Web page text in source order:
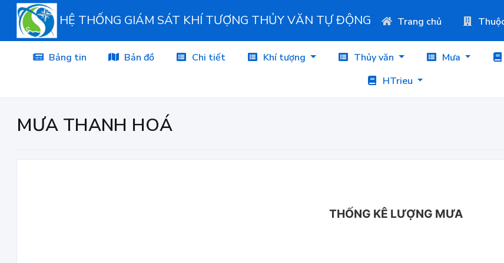
HỆ THỐNG GIÁM SÁT KHÍ TƯỢNG THỦY VĂN TỰ ĐỘNG Trang chủ
Bảng tin Bản đồ Chi tiết Khí tượng Thủy văn Mưa
HTrieu
MƯA THANH HOÁ
THỐNG KÊ LƯỢNG MƯA